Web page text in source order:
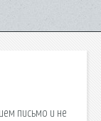
письмо и не